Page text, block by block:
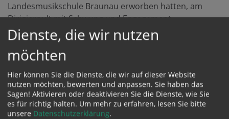
Landesmusikschule Braunau erworben hatten, am
Dirigierpult mit Schwung und Engagement.
Zum Abschluss wurde das begeisterte Publikum, das
sich seinerseits mit kräftigem Applaus bedankte, noch
mit Mozarts "Ave Verum" erfreut.
KRÖNUNGS
MESSE
Dienste, die wir nutzen
möchten
Hier können Sie die Dienste, die wir auf dieser Website
nutzen möchten, bewerten und anpassen. Sie haben das
Sagen! Aktivieren oder deaktivieren Sie die Dienste, wie Sie
es für richtig halten. Um mehr zu erfahren, lesen Sie bitte
unsere Datenschutzerklärung.